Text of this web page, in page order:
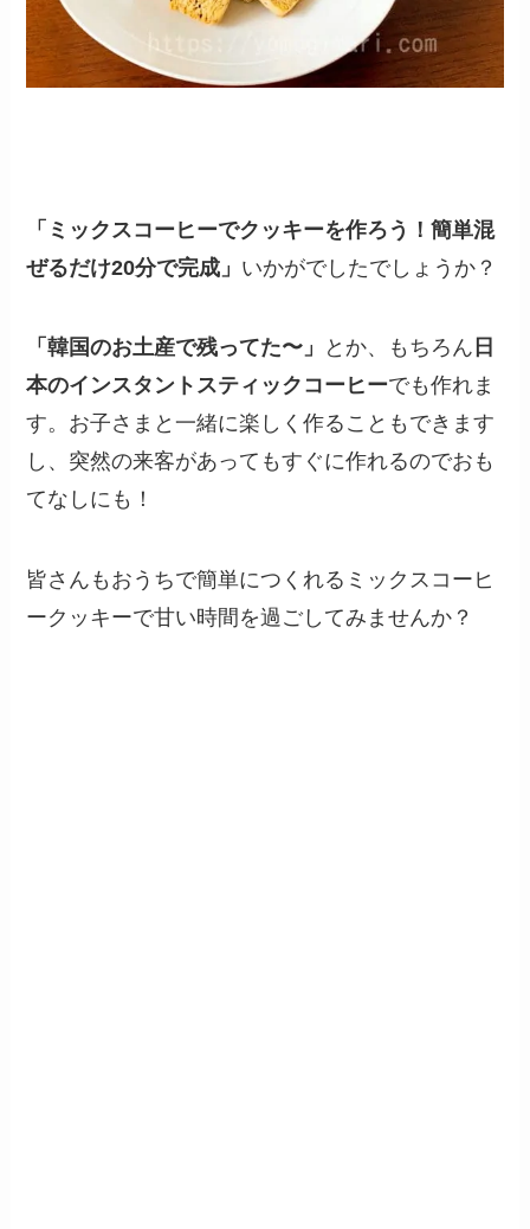
「ミックスコーヒーでクッキーを作ろう！簡単混
ぜるだけ20分で完成」 いかがでしたでしょうか？
「韓国のお土産で残ってた〜」 とか、もちろん 日
本のインスタントスティックコーヒーでも作れま
す。お子さまと一緒に楽しく作ることもできます
し、突然の来客があってもすぐに作れるのでおも
てなしにも！
皆さんもおうちで簡単につくれるミックスコーヒ
ークッキーで甘い時間を過ごしてみませんか？